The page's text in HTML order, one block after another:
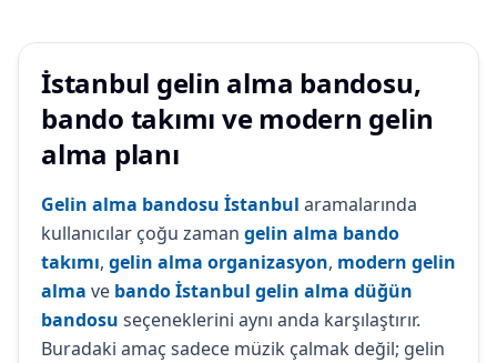
İstanbul gelin alma bandosu,
bando takımı ve modern gelin
alma planı
Gelin alma bandosu İstanbul aramalarında
kullanıcılar çoğu zaman gelin alma bando
takımı, gelin alma organizasyon, modern gelin
alma ve bando İstanbul gelin alma düğün
bandosu seçeneklerini aynı anda karşılaştırır.
Buradaki amaç sadece müzik çalmak değil; gelin